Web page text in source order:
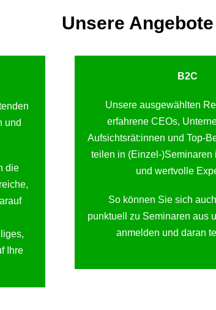
Unsere
und
die
Ihre
B2C
Unsere ausgewählten
erfahrene CEOs,
Aufsichtsrät:innen und Top-
teilen in (Einzel-)Seminaren
und wertvolle
So können Sie sich
punktuell zu Seminaren aus
anmelden und daran